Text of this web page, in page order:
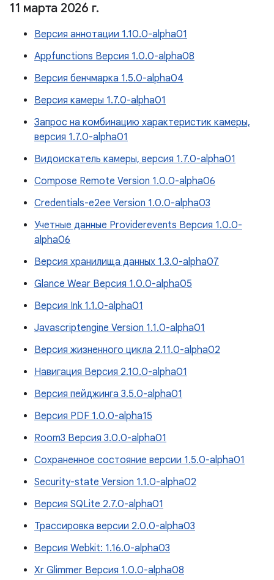
11 марта 2026 г.
Версия аннотации 1.10.0-alpha01
Appfunctions Версия 1.0.0-alpha08
Версия бенчмарка 1.5.0-alpha04
Версия камеры 1.7.0-alpha01
Запрос на комбинацию характеристик камеры,
версия 1.7.0-alpha01
Видоискатель камеры, версия 1.7.0-alpha01
Compose Remote Version 1.0.0-alpha06
Credentials-e2ee Version 1.0.0-alpha03
Учетные данные Providerevents Версия 1.0.0-
alpha06
Версия хранилища данных 1.3.0-alpha07
Glance Wear Версия 1.0.0-alpha05
Версия Ink 1.1.0-alpha01
Javascriptengine Version 1.1.0-alpha01
Версия жизненного цикла 2.11.0-alpha02
Навигация Версия 2.10.0-alpha01
Версия пейджинга 3.5.0-alpha01
Версия PDF 1.0.0-alpha15
Room3 Версия 3.0.0-alpha01
Сохраненное состояние версии 1.5.0-alpha01
Security-state Version 1.1.0-alpha02
Версия SQLite 2.7.0-alpha01
Трассировка версии 2.0.0-alpha03
Версия Webkit: 1.16.0-alpha03
Xr Glimmer Версия 1.0.0-alpha08